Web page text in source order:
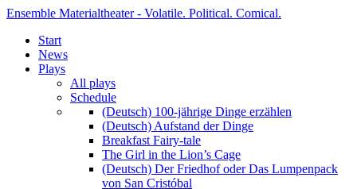
Ensemble Materialtheater - Volatile. Political. Comical.
Start
News
Plays
All plays
Schedule
(Deutsch) 100-jährige Dinge erzählen
(Deutsch) Aufstand der Dinge
Breakfast Fairy-tale
The Girl in the Lion’s Cage
(Deutsch) Der Friedhof oder Das Lumpenpack
von San Cristóbal